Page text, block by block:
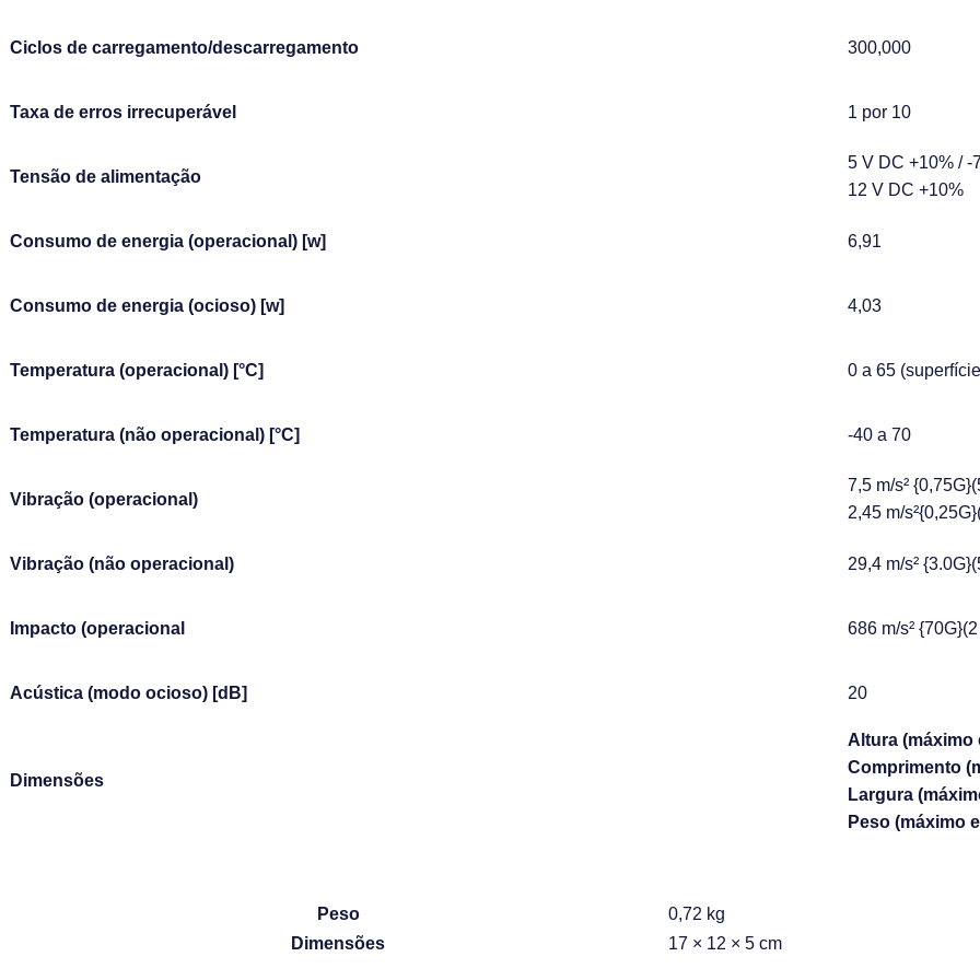
Ciclos de carregamento/descarregamento 300,000
Taxa de erros irrecuperável 1 por 10
Tensão de alimentação
5 V DC +10% / -
12 V DC +10%
Consumo de energia (operacional) [w] 6,91
Consumo de energia (ocioso) [w] 4,03
Temperatura (operacional) [°C] 0 a 65
Temperatura (não operacional) [°C] -40 a 70
Vibração (operacional)
7,5 m/s²
2,45 m/
Vibração (não operacional) 29,4 m/s²
Impacto (operacional 686 m/s²
Acústica (modo ocioso) [dB] 20
Dimensões
Altura (máximo
Comprimento
Largura
Peso (máximo
Peso
0,72 kg
Dimensões
17 × 12 × 5 cm